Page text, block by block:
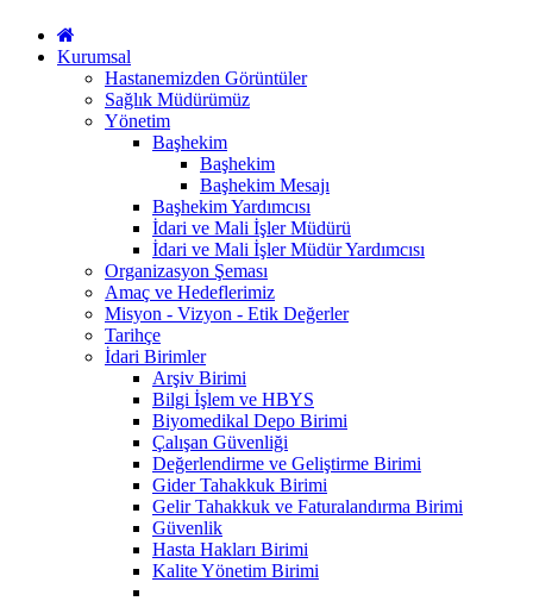
Kurumsal
Hastanemizden Görüntüler
Sağlık Müdürümüz
Yönetim
Başhekim
Başhekim
Başhekim Mesajı
Başhekim Yardımcısı
İdari ve Mali İşler Müdürü
İdari ve Mali İşler Müdür Yardımcısı
Organizasyon Şeması
Amaç ve Hedeflerimiz
Misyon - Vizyon - Etik Değerler
Tarihçe
İdari Birimler
Arşiv Birimi
Bilgi İşlem ve HBYS
Biyomedikal Depo Birimi
Çalışan Güvenliği
Değerlendirme ve Geliştirme Birimi
Gider Tahakkuk Birimi
Gelir Tahakkuk ve Faturalandırma Birimi
Güvenlik
Hasta Hakları Birimi
Kalite Yönetim Birimi